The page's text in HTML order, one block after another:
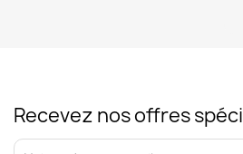
Recevez nos offres